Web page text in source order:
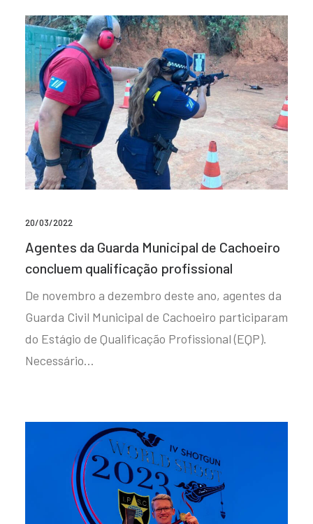
20/03/2022
Agentes da Guarda Municipal de Cachoeiro
concluem qualificação profissional
De novembro a dezembro deste ano, agentes da
Guarda Civil Municipal de Cachoeiro participaram
do Estágio de Qualificação Profissional (EQP).
Necessário…